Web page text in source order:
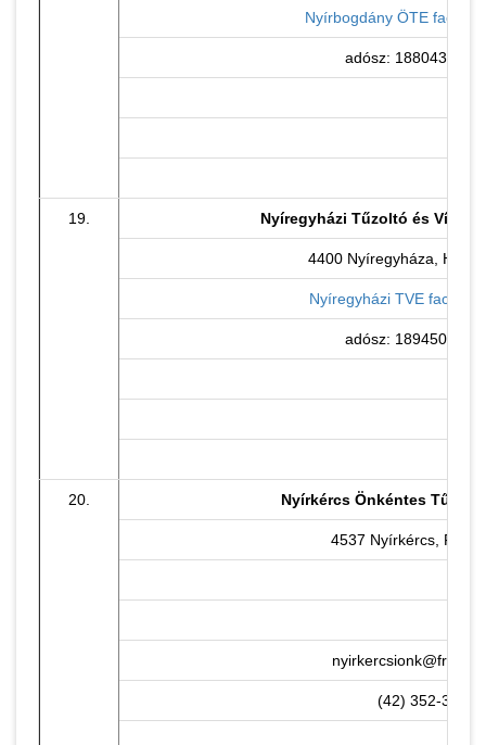
Nyírbogdány ÖTE
adósz: 18804359-
19. Nyíregyházi Tűzoltó és
4400 Nyíregyháza,
Nyíregyházi TVE
adósz: 18945047-
20. Nyírkércs Önkéntes
4537 Nyírkércs, Fő u.
(42) 352-307